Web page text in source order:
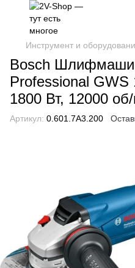
Инструмент и
Bosch
Professional
1800 Вт, 12000
Артикул: 0.601.7A3.200